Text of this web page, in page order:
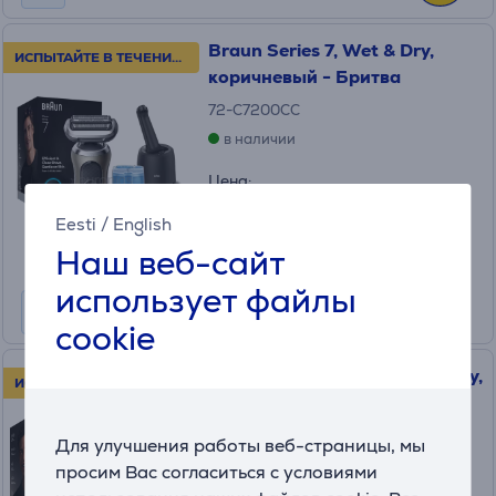
Eesti / English
Наш веб-сайт
использует файлы
cookie
Для улучшения работы веб-страницы, мы
просим Вас согласиться с условиями
ИСПЫТАЙТЕ В ТЕЧЕНИЕ 100 ДНЕЙ!
Braun Series 7, Wet & Dry,
коричневый - Бритва
72-C7200CC
в наличии
Цена:
Braun Series 9 Pro+, Wet & Dry,
9610S